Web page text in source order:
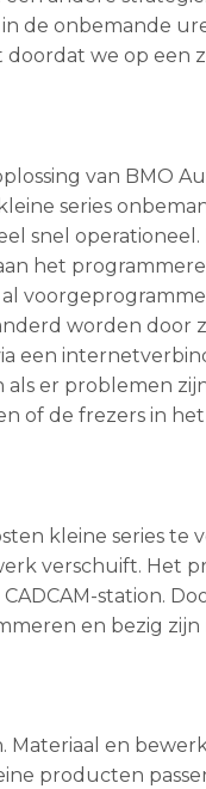
de onbemande
we op een
van BMO
series
snel
het
worden door
een
er problemen
of de frezers in
kleine series te
verschuift. Het
station.
en bezig
Materiaal en
producten